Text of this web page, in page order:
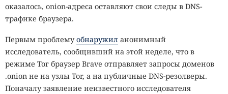
оказалось, onion-адреса оставляют свои следы в DNS-
трафике браузера.
Первым проблемуобнаружил анонимный
исследователь, сообщивший на этой неделе, что в
режиме Tor браузер Brave отправляет запросы доменов
.onion не на узлы Tor, а на публичные DNS-резолверы.
Поначалу заявление неизвестного исследователя